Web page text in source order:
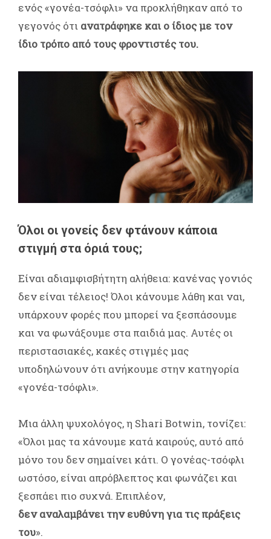
ενός «γονέα-τσόφλι» να προκλήθηκαν από το
γεγονός ότι ανατράφηκε και ο ίδιος με τον
ίδιο τρόπο από τους φροντιστές του.
Όλοι οι γονείς δεν φτάνουν κάποια
στιγμή στα όριά τους;
Είναι αδιαμφισβήτητη αλήθεια: κανένας γονιός
δεν είναι τέλειος! Όλοι κάνουμε λάθη και ναι,
υπάρχουν φορές που μπορεί να ξεσπάσουμε
και να φωνάξουμε στα παιδιά μας. Αυτές οι
περιστασιακές, κακές στιγμές μας
υποδηλώνουν ότι ανήκουμε στην κατηγορία
«γονέα-τσόφλι».
Μια άλλη ψυχολόγος, η Shari Botwin, τονίζει:
«Όλοι μας τα χάνουμε κατά καιρούς, αυτό από
μόνο του δεν σημαίνει κάτι. Ο γονέας-τσόφλι
ωστόσο, είναι απρόβλεπτος και φωνάζει και
ξεσπάει πιο συχνά. Επιπλέον,
δεν αναλαμβάνει την ευθύνη για τις πράξεις
του».